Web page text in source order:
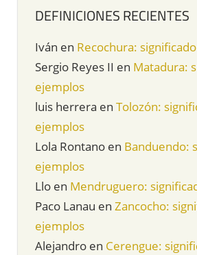
DEFINICIONES RECIENTES
Iván en Recochura:
Sergio Reyes II en Matadura:
ejemplos
luis herrera en Tolozón:
ejemplos
Lola Rontano en Banduendo:
ejemplos
Llo en Mendruguero:
Paco Lanau en Zancocho:
ejemplos
Alejandro en Cerengue: